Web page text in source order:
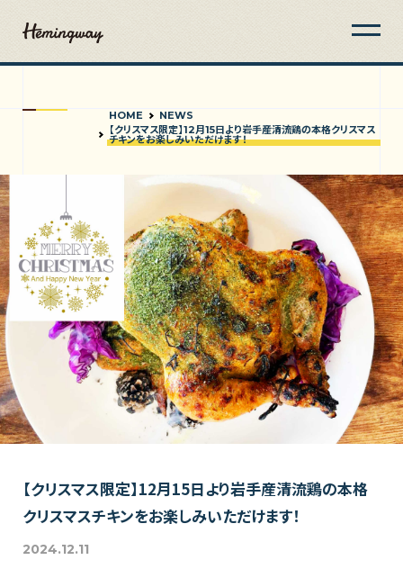
HOME
NEWS
【クリスマス限定】12月15日より岩手産清流鶏の本格クリスマス
チキンをお楽しみいただけます！
【クリスマス限定】12月15日より岩手産清流鶏の本格
クリスマスチキンをお楽しみいただけます！
2024.12.11